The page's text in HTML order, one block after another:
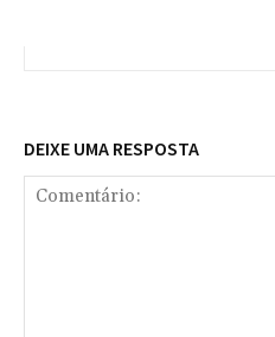
DEIXE UMA RESPOSTA